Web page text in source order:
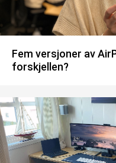
Fem versjoner av
forskjellen?